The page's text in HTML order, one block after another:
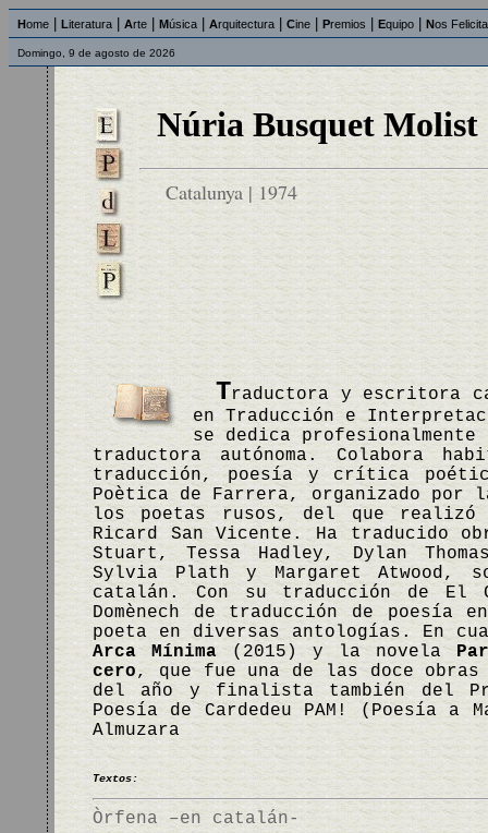
Home Literatura Arte Música Arquitectura Cine Premios Equipo Nos
Domingo, 9 de agosto de 2026
Núria Busquet Molist
Catalunya | 1974
Traductora y escritora
en Traducción e
se dedica
traductora autónoma. Colabora
traducción, poesía y crítica
Poètica de Farrera, organizado
los poetas rusos, del que
Ricard San Vicente. Ha traducido
Stuart, Tessa Hadley, Dylan
Sylvia Plath y Margaret Atwood,
catalán. Con su traducción de
Domènech de traducción de poesía
poeta en diversas antologías. En
Arca Mínima (2015) y la novela
cero, que fue una de las doce
del año y finalista también del
Poesía de Cardedeu PAM! (Poesía a
Almuzara
Textos:
Òrfena –en catalán-